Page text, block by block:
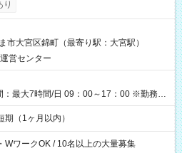
、勤務から1週間ほどで給与の一部を受け
8:30～17:30（休憩1時間） 時給1,300円
＋交通費 ※当日の役割により時給＋100
験 7:00～13:30（休憩なし） 時給1,300
時間＝日収8,400円＋交通費 【試用期
り
市大宮区錦町（最寄り駅：大宮駅）
営センター
：最大7時間/日 09：00～17：00 ※勤務時
ります。
（1ヶ月以内）
WワークOK / 10名以上の大量募集